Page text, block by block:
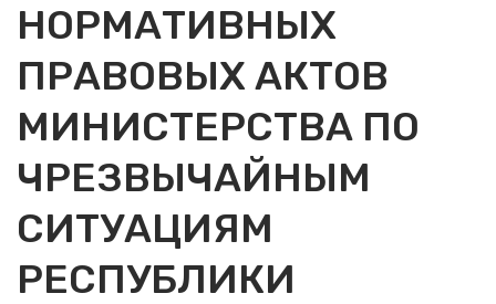
НОРМАТИВНЫХ
ПРАВОВЫХ АКТОВ
МИНИСТЕРСТВА ПО
ЧРЕЗВЫЧАЙНЫМ
СИТУАЦИЯМ
РЕСПУБЛИКИ